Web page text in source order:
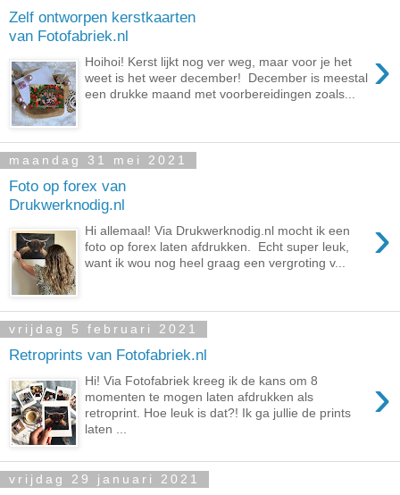
Zelf ontworpen kerstkaarten
van Fotofabriek.nl
›
Hoihoi! Kerst lijkt nog ver weg, maar voor je het
weet is het weer december! December is meestal
een drukke maand met voorbereidingen zoals...
maandag 31 mei 2021
Foto op forex van
Drukwerknodig.nl
›
Hi allemaal! Via Drukwerknodig.nl mocht ik een
foto op forex laten afdrukken. Echt super leuk,
want ik wou nog heel graag een vergroting v...
vrijdag 5 februari 2021
Retroprints van Fotofabriek.nl
›
Hi! Via Fotofabriek kreeg ik de kans om 8
momenten te mogen laten afdrukken als
retroprint. Hoe leuk is dat?! Ik ga jullie de prints
laten ...
vrijdag 29 januari 2021